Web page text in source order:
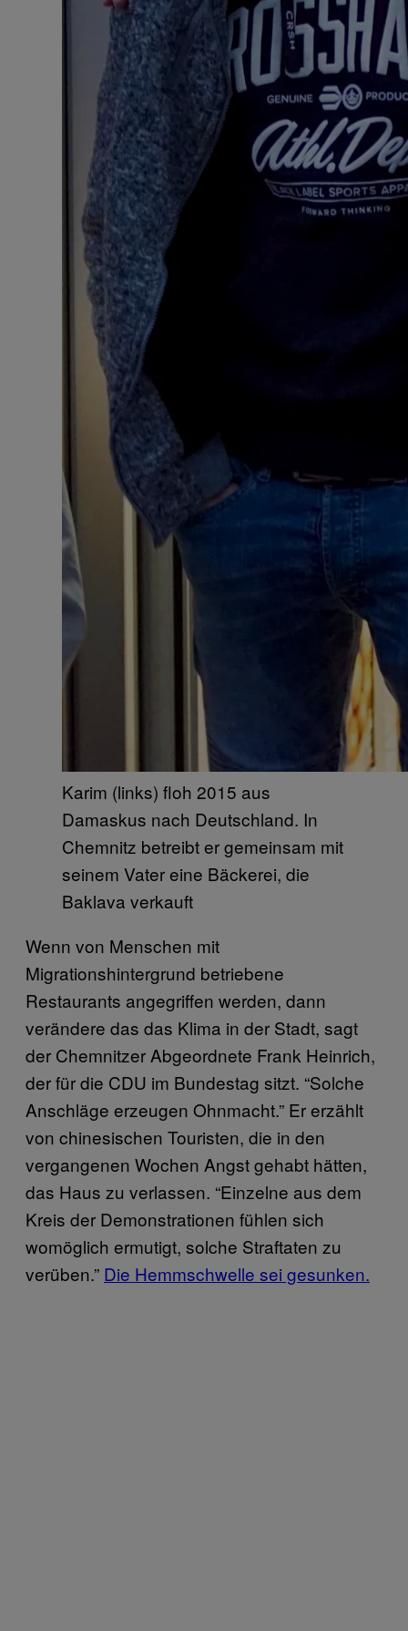
Karim (links) floh 2015 aus
Damaskus nach Deutschland. In
Chemnitz betreibt er gemeinsam mit
seinem Vater eine Bäckerei, die
Baklava verkauft
Wenn von Menschen mit
Migrationshintergrund betriebene
Restaurants angegriffen werden, dann
verändere das das Klima in der Stadt, sagt
der Chemnitzer Abgeordnete Frank Heinrich,
der für die CDU im Bundestag sitzt. “Solche
Anschläge erzeugen Ohnmacht.” Er erzählt
von chinesischen Touristen, die in den
vergangenen Wochen Angst gehabt hätten,
das Haus zu verlassen. “Einzelne aus dem
Kreis der Demonstrationen fühlen sich
womöglich ermutigt, solche Straftaten zu
verüben.” Die Hemmschwelle sei gesunken.